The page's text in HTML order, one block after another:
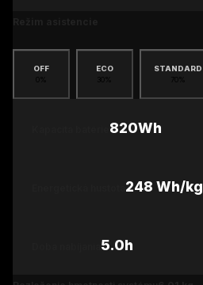
OFF
ECO
30
STANDARD
70
820Wh
248 Wh/kg
5.0h